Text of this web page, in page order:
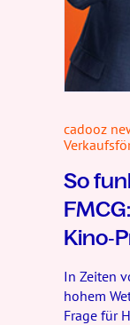
cadooz
So
In Zeiten
hohem
Frage für